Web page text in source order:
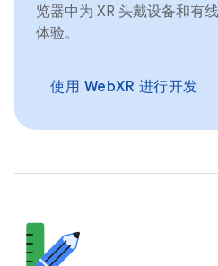
览器中为 XR 头戴设备和有
体验。
使用 WebXR 进行开发